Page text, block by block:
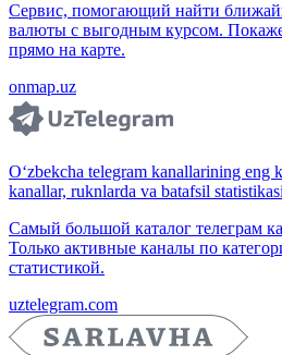
Сервис, помогающий найти
валюты с выгодным курсом.
прямо на карте.
onmap.uz
O‘zbekcha telegram kanallarining eng
kanallar, ruknlarda va batafsil
Самый большой каталог телеграм
Только активные каналы по
статистикой.
uztelegram.com